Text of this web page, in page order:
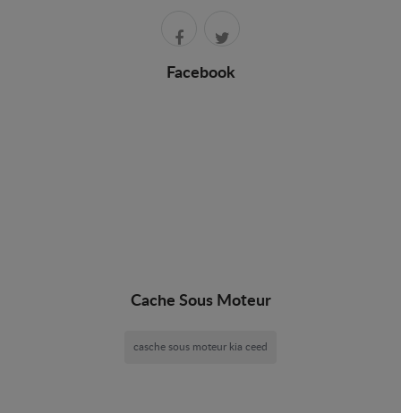
Facebook
Cache Sous Moteur
casche sous moteur kia ceed